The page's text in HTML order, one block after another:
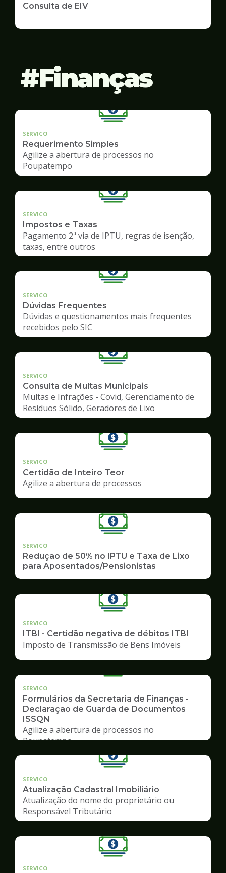
Consulta de EIV
Finanças
SERVICO
Requerimento Simples
Agilize a abertura de processos no
Poupatempo
SERVICO
Impostos e Taxas
Pagamento 2ª via de IPTU, regras de isenção,
taxas, entre outros
SERVICO
Dúvidas Frequentes
Dúvidas e questionamentos mais frequentes
recebidos pelo SIC
SERVICO
Consulta de Multas Municipais
Multas e Infrações - Covid, Gerenciamento de
Resíduos Sólido, Geradores de Lixo
SERVICO
Certidão de Inteiro Teor
Agilize a abertura de processos
SERVICO
Redução de 50% no IPTU e Taxa de Lixo
para Aposentados/Pensionistas
SERVICO
ITBI - Certidão negativa de débitos ITBI
Imposto de Transmissão de Bens Imóveis
SERVICO
Formulários da Secretaria de Finanças -
Declaração de Guarda de Documentos
ISSQN
Agilize a abertura de processos no
Poupatempo
SERVICO
Atualização Cadastral Imobiliário
Atualização do nome do proprietário ou
Responsável Tributário
SERVICO